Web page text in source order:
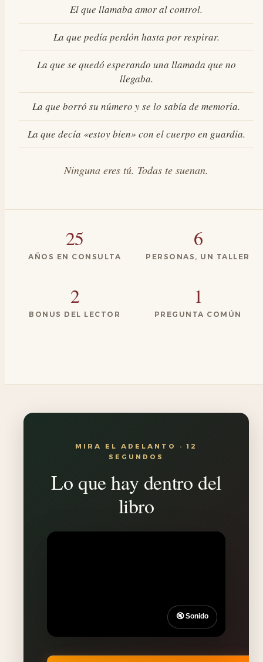
El que llamaba amor al control.
La que pedía perdón hasta por respirar.
La que se quedó esperando una llamada que no
llegaba.
La que borró su número y se lo sabía de memoria.
La que decía «estoy bien» con el cuerpo en guardia.
Ninguna eres tú. Todas te suenan.
25
AÑOS EN CONSULTA
6
PERSONAS, UN TALLER
2
BONUS DEL LECTOR
1
PREGUNTA COMÚN
MIRA EL ADELANTO · 12
SEGUNDOS
Lo que hay dentro del
libro
🔇 Sonido